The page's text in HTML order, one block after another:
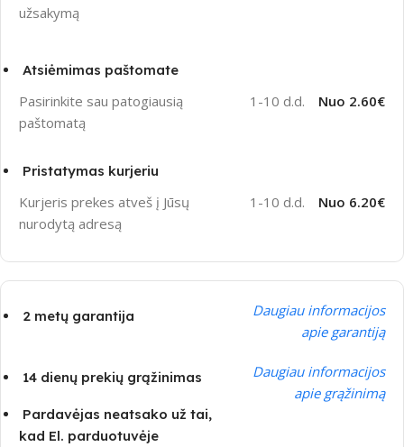
užsakymą
Atsiėmimas paštomate
Pasirinkite sau patogiausią
paštomatą
1-10 d.d. Nuo 2.60€
Pristatymas kurjeriu
Kurjeris prekes atveš į Jūsų
nurodytą adresą
1-10 d.d. Nuo 6.20€
2 metų garantija
Daugiau informacijos
apie garantiją
14 dienų prekių grąžinimas
Daugiau informacijos
apie grąžinimą
Pardavėjas neatsako už tai,
kad El. parduotuvėje